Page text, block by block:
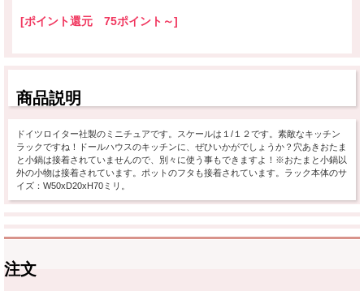
[ポイント還元 75ポイント～]
商品説明
ドイツロイター社製のミニチュアです。スケールは１/１２です。素敵なキッチン
ラックですね！ドールハウスのキッチンに、ぜひいかがでしょうか？穴あきおたま
と小鍋は接着されていませんので、別々に使う事もできますよ！※おたまと小鍋以
外の小物は接着されています。ポットのフタも接着されています。ラック本体のサ
イズ：W50xD20xH70ミリ。
注文